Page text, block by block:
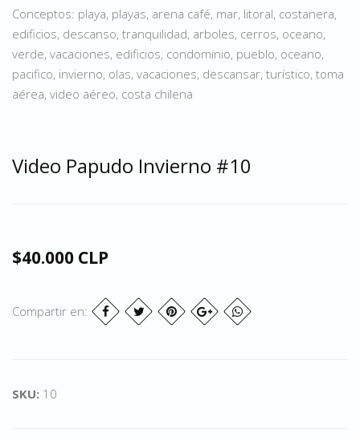
Conceptos: playa, playas, arena café, mar, litoral, costanera,
edificios, descanso, tranquilidad, arboles, cerros, oceano,
verde, vacaciones, edificios, condominio, pueblo, oceano,
pacifico, invierno, olas, vacaciones, descansar, turístico, toma
aérea, video aéreo, costa chilena
Video Papudo Invierno #10
$40.000 CLP
Compartir en:
SKU: 10